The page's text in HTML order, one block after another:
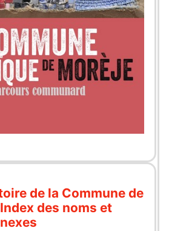
de la Commune de
des noms et